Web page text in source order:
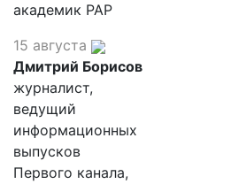
академик РАР
15 августа
Дмитрий Борисов
журналист,
ведущий
информационных
выпусков
Первого канала,